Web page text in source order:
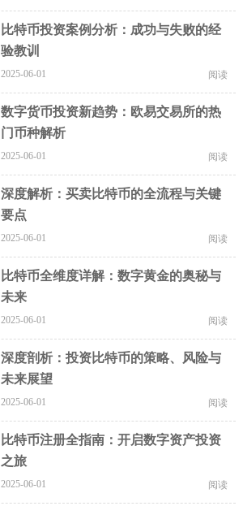
比特币投资案例分析：成功与失败的经
验教训
2025-06-01 阅读
数字货币投资新趋势：欧易交易所的热
门币种解析
2025-06-01 阅读
深度解析：买卖比特币的全流程与关键
要点
2025-06-01 阅读
比特币全维度详解：数字黄金的奥秘与
未来
2025-06-01 阅读
深度剖析：投资比特币的策略、风险与
未来展望
2025-06-01 阅读
比特币注册全指南：开启数字资产投资
之旅
2025-06-01 阅读